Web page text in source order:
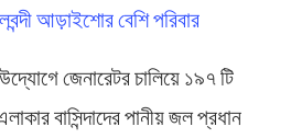
আড়াইশোর বেশি পরিবার
জেনারেটর চালিয়ে ১৯৭ টি
বাসিন্দাদের পানীয় জল প্রধান